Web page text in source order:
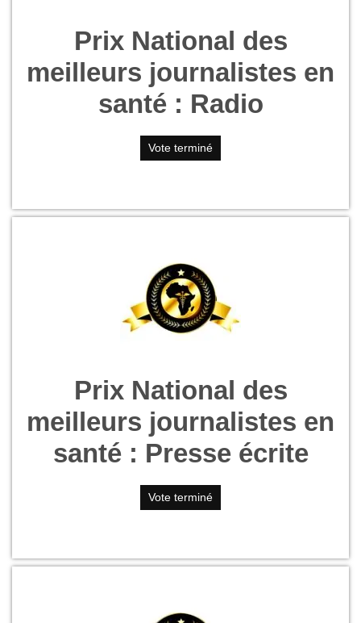
Prix National des
meilleurs journalistes en
santé : Radio
Vote terminé
Prix National des
meilleurs journalistes en
santé : Presse écrite
Vote terminé